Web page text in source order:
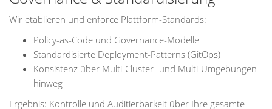
Wir etablieren und enforce Plattform-Standards:
Policy-as-Code und Governance-Modelle
Standardisierte Deployment-Patterns (GitOps)
Konsistenz über Multi-Cluster- und Multi-Umgebungen
hinweg
Ergebnis: Kontrolle und Auditierbarkeit über Ihre gesamte